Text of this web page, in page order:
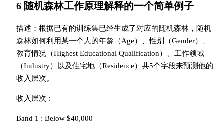
6 随机森林工作原理解释的一个简单例子
描述：根据已有的训练集已经生成了对应的随机森林，随机
森林如何利用某一个人的年龄（Age）、性别（Gender）、
教育情况（Highest Educational Qualification）、工作领域
（Industry）以及住宅地（Residence）共5个字段来预测他的
收入层次。
收入层次 :
Band 1 : Below $40,000